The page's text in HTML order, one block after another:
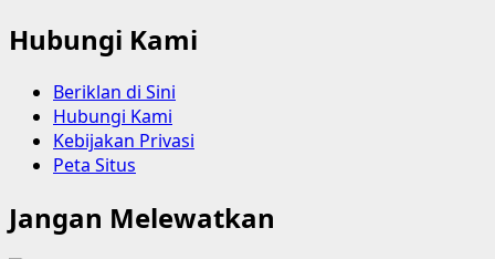
Hubungi Kami
Beriklan di Sini
Hubungi Kami
Kebijakan Privasi
Peta Situs
Jangan Melewatkan